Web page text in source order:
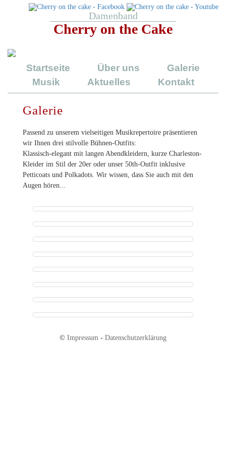
Damenband
Cherry on the Cake
Startseite Über uns
Galerie
Musik
Aktuelles Kontakt
Galerie
Passend zu unserem vielseitigen Musikrepertoire präsentieren
wir Ihnen drei stilvolle Bühnen-Outfits:
Klassisch-elegant mit langen Abendkleidern, kurze Charleston-
Kleider im Stil der 20er oder unser 50th-Outfit inklusive
Petticoats und Polkadots. Wir wissen, dass Sie auch mit den
Augen hören...
© Impressum - Datenschutzerklärung